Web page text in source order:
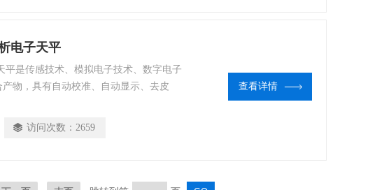
电子天平
平是传感技术、模拟电子技术、数字电子
物，具有自动校准、自动显示、去皮
了解仪器性能及熟练掌握其使用方法，
访问次数： 2659
查看详情